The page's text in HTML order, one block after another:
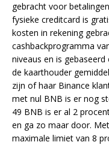
gebracht voor
fysieke creditcard is
kosten in rekening
cashbackprogramma
niveaus en is
de kaarthouder
zijn of haar Binance
met nul BNB is er nog
49 BNB is er al 2
en ga zo maar door.
maximale limiet van 8